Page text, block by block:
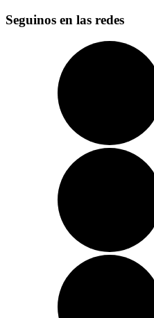
Seguinos en las redes